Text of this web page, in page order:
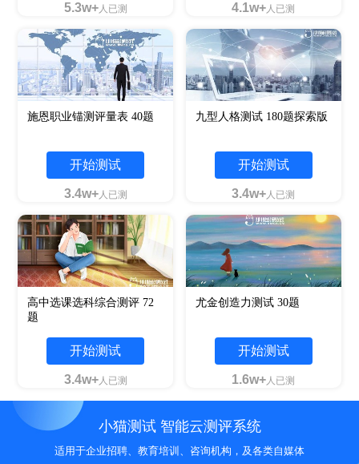
5.3w+人已测 4.1w+人已测
施恩职业锚测评量表 40题
开始测试
3.4w+人已测
九型人格测试 180题探索版
开始测试
3.4w+人已测
高中选课选科综合测评 72
题
开始测试
3.4w+人已测
尤金创造力测试 30题
开始测试
1.6w+人已测
小猫测试 智能云测评系统
适用于企业招聘、教育培训、咨询机构，及各类自媒体